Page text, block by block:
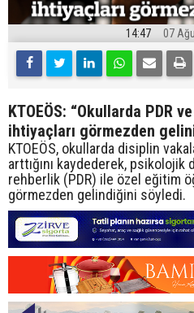
14:47 07
KTOEÖS: “Okullarda PDR
ihtiyaçları görmezden
KTOEÖS, okullarda disiplin
arttığını kaydederek, psikolojik
rehberlik (PDR) ile özel eğitim
görmezden gelindiğini söyledi.